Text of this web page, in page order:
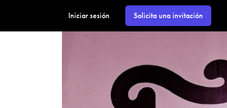
Iniciar sesión Solicita una invitación